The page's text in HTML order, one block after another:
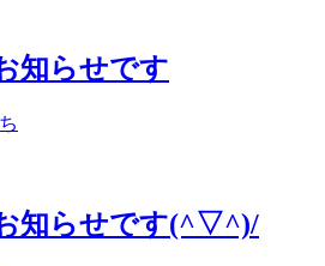
知らせです
知らせです(^▽^)/